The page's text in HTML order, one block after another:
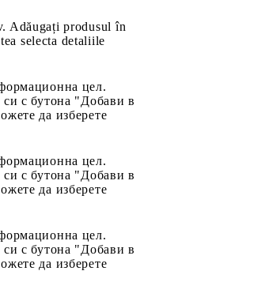
Adăugați produsul în
selecta detaliile
цел.
си с бутона "Добави в
да изберете
цел.
си с бутона "Добави в
да изберете
цел.
си с бутона "Добави в
да изберете